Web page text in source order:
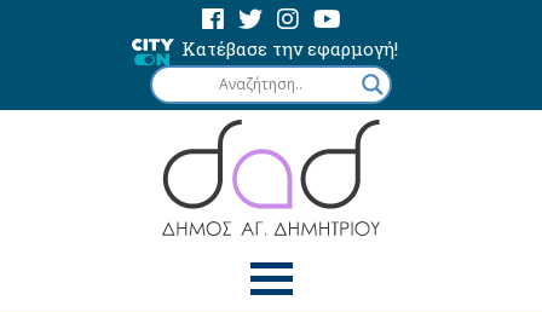
Κατέβασε την εφαρμογή!